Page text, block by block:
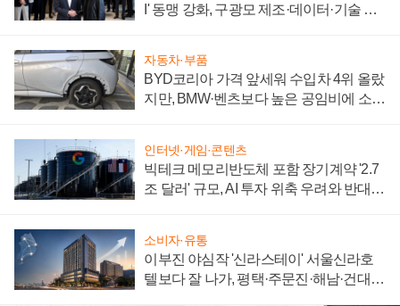
I' 동맹 강화, 구광모 제조·데이터·기술 결
자동차·부품
BYD코리아 가격 앞세워 수입차 4위 올랐
지만, BMW·벤츠보다 높은 공임비에 소비
인터넷·게임·콘텐츠
빅테크 메모리반도체 포함 장기계약 '2.7
조 달러' 규모, AI 투자 위축 우려와 반대
소비자·유통
이부진 야심작 '신라스테이' 서울신라호
텔보다 잘 나가, 평택·주문진·해남·건대로